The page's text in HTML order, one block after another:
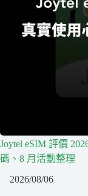
Joytel eSIM 評價
碼、8 月活動整理
2026/08/06